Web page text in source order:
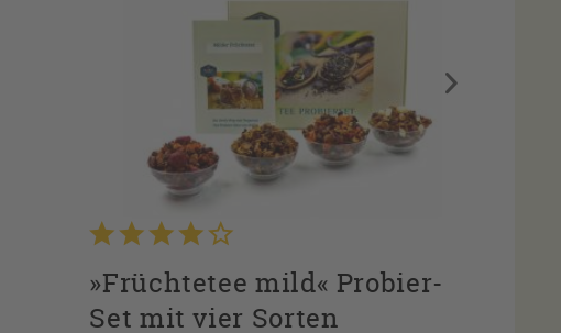
»Früchtetee mild« Probier-
Set mit vier Sorten